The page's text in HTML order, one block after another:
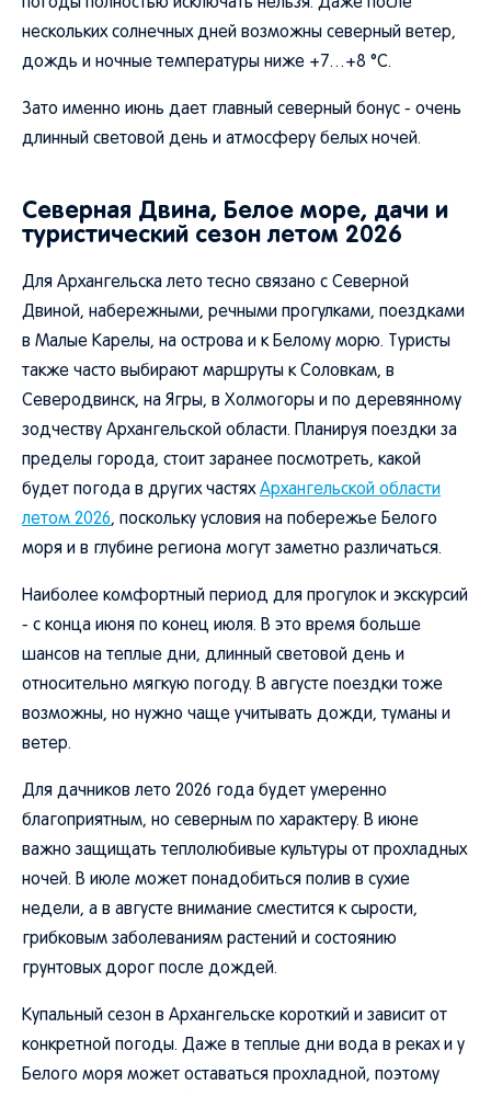
погоды полностью исключать нельзя. Даже после
нескольких солнечных дней возможны северный ветер,
дождь и ночные температуры ниже +7…+8 °C.
Зато именно июнь дает главный северный бонус - очень
длинный световой день и атмосферу белых ночей.
Северная Двина, Белое море, дачи и
туристический сезон летом 2026
Для Архангельска лето тесно связано с Северной
Двиной, набережными, речными прогулками, поездками
в Малые Карелы, на острова и к Белому морю. Туристы
также часто выбирают маршруты к Соловкам, в
Северодвинск, на Ягры, в Холмогоры и по деревянному
зодчеству Архангельской области. Планируя поездки за
пределы города, стоит заранее посмотреть, какой
будет погода в других частях Архангельской области
летом 2026, поскольку условия на побережье Белого
моря и в глубине региона могут заметно различаться.
Наиболее комфортный период для прогулок и экскурсий
- с конца июня по конец июля. В это время больше
шансов на теплые дни, длинный световой день и
относительно мягкую погоду. В августе поездки тоже
возможны, но нужно чаще учитывать дожди, туманы и
ветер.
Для дачников лето 2026 года будет умеренно
благоприятным, но северным по характеру. В июне
важно защищать теплолюбивые культуры от прохладных
ночей. В июле может понадобиться полив в сухие
недели, а в августе внимание сместится к сырости,
грибковым заболеваниям растений и состоянию
грунтовых дорог после дождей.
Купальный сезон в Архангельске короткий и зависит от
конкретной погоды. Даже в теплые дни вода в реках и у
Белого моря может оставаться прохладной, поэтому